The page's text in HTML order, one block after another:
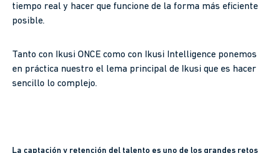
tiempo real y hacer que funcione de la forma más eficiente
posible.
Tanto con Ikusi ONCE como con Ikusi Intelligence ponemos
en práctica nuestro el lema principal de Ikusi que es hacer
sencillo lo complejo.
La captación y retención del talento es uno de los grandes retos